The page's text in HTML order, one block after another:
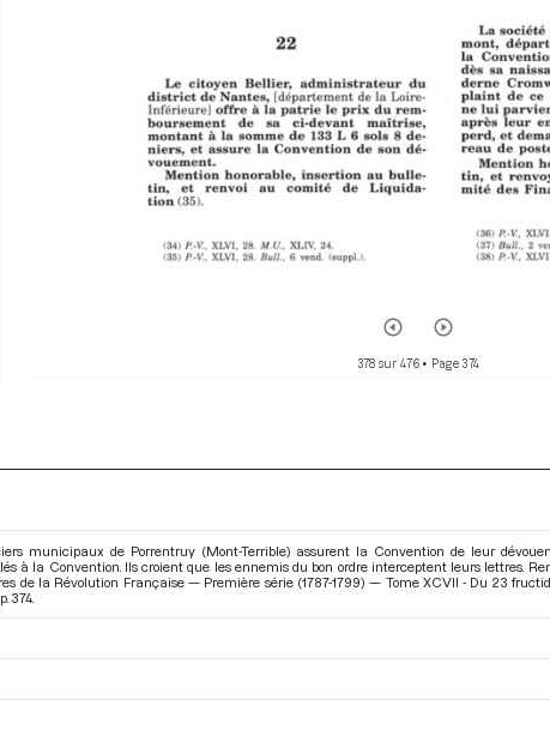
378 sur 476• Page 374
municipaux de Porrentruy (Mont-Terrible) assurent la Convention de leur
à la Convention. Ils croient que les ennemis du bon ordre interceptent leurs lettres.
de la Révolution Française — Première série (1787-1799) — Tome XCVII - Du 23
374.